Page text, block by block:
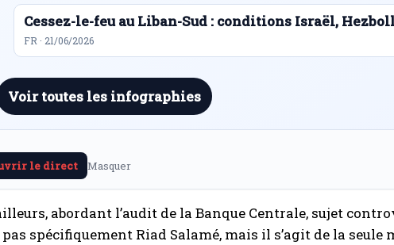
Cessez-le-feu au Liban-Sud : conditions Israël,
FR · 21/06/2026
Voir toutes les infographies
le direct Masquer
abordant l’audit de la Banque Centrale, sujet
spécifiquement Riad Salamé, mais il s’agit de la